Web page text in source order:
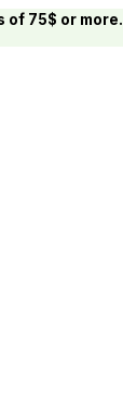
of 75$ or more.